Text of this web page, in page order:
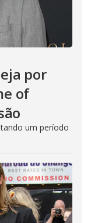
por
of
um período